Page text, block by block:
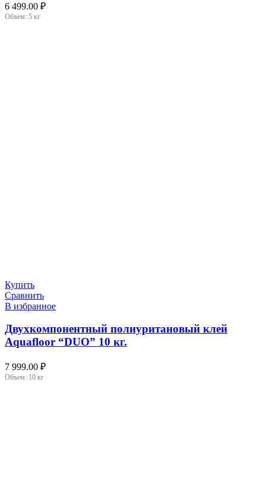
6 499.00 ₽
Объем: 5 кг
Купить
Сравнить
В избранное
Двухкомпонентный полиуритановый клей
Aquafloor “DUO” 10 кг.
7 999.00 ₽
Объем: 10 кг